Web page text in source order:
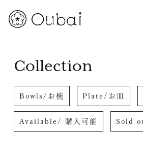
Collection
Bowls/お椀 Plate/お皿
Available/ 購入可能 Sold